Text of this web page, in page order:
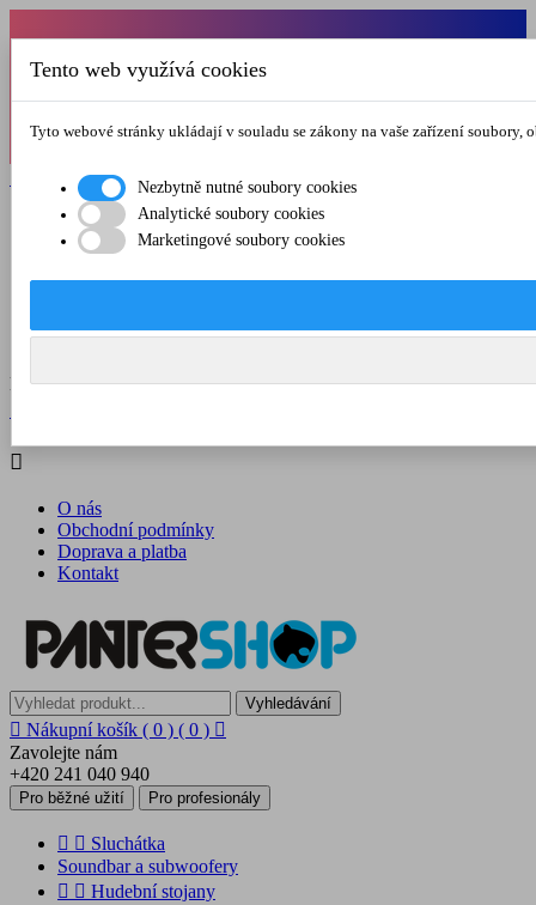
Od 1.7.-31.8.2026 budeme mít v pátek
zkrácenou provozní dobu do 12.00 hod. Přejeme
Registrovat  Přihlásit se
O nás
Kontakt
Menu  

O nás
Obchodní podmínky
Doprava a platba
Kontakt
Vyhledávání
 Nákupní košík ( 0 ) ( 0 ) 
Zavolejte nám
+420 241 040 940
Pro běžné užití Pro profesionály
  Sluchátka
Soundbar a subwoofery
  Hudební stojany
Tento web využívá cookies
Tyto webové stránky ukládají v souladu se zákony na vaše zařízení
Nezbytně nutné soubory cookies
Analytické soubory cookies
Marketingové soubory cookies